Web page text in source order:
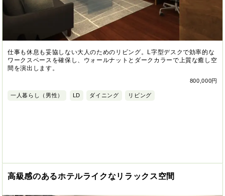
仕事も休息も妥協しない大人のためのリビング。L字型デスクで効率的な
ワークスペースを確保し、ウォールナットとダークカラーで上質な癒し空
間を演出します。
800,000円
一人暮らし（男性） LD ダイニング リビング
高級感のあるホテルライクなリラックス空間